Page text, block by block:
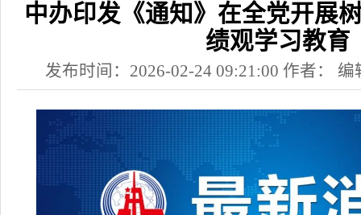
中办印发《通知》在全党开展
绩观学习教育
发布时间：2026-02-24 09:21:00 作者：